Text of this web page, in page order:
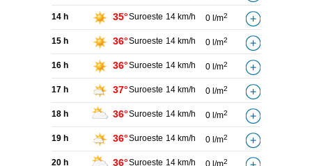
14 h 35°Suroeste 14 km/h 0 l/m2
15 h 36°Suroeste 14 km/h 0 l/m2
16 h 36°Suroeste 14 km/h 0 l/m2
17 h 37°Suroeste 14 km/h 0 l/m2
18 h 36°Suroeste 14 km/h 0 l/m2
19 h 36°Suroeste 14 km/h 0 l/m2
20 h 36°Suroeste 14 km/h 2